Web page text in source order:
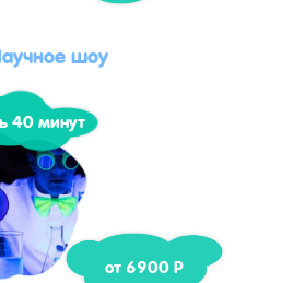
шоу
40 минут
от 6900 Р